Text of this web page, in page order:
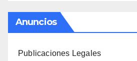
Anuncios
Publicaciones Legales